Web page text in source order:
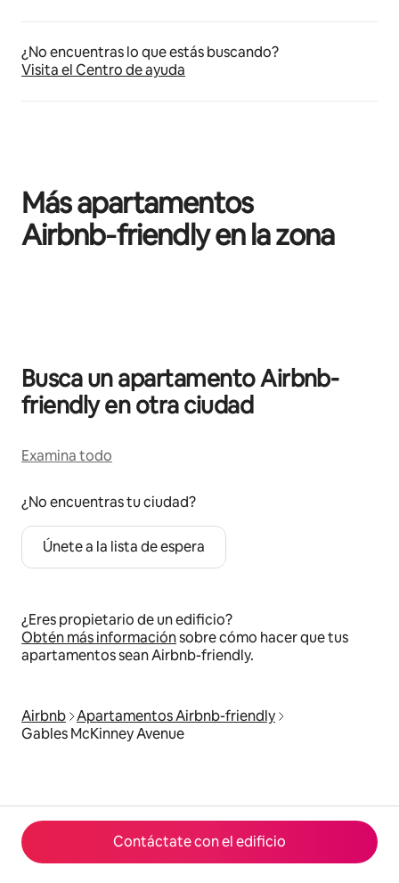
Contáctate con el edificio
¿No encuentras lo que estás buscando?
Visita el Centro de ayuda
Más apartamentos
Airbnb‑friendly en la zona
Busca un apartamento Airbnb-
friendly en otra ciudad
Examina todo
¿No encuentras tu ciudad?
Únete a la lista de espera
¿Eres propietario de un edificio?
Obtén más informaciónsobre cómo hacer que tus
apartamentos sean Airbnb-friendly.
Airbnb Apartamentos Airbnb-friendly
Gables McKinney Avenue